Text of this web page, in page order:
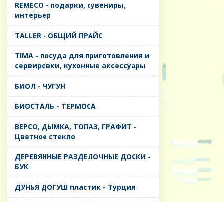
REMECO - подарки, сувениры,
интерьер
TALLER - ОБЩИЙ ПРАЙС
TIMA - посуда для приготовления и
сервировки, кухонные аксессуары
БИОЛ - ЧУГУН
БИОСТАЛЬ - ТЕРМОСА
ВЕРСО, ДЫМКА, ТОПАЗ, ГРАФИТ -
Цветное стекло
ДЕРЕВЯННЫЕ РАЗДЕЛОЧНЫЕ ДОСКИ -
БУК
ДУНЬЯ ДОГУШ пластик - Турция